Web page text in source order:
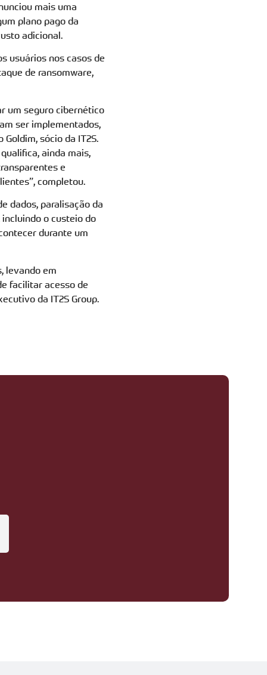
mais uma
plano pago da
adicional.
usuários nos casos de
de ransomware,
um seguro cibernético
ser implementados,
sócio da IT2S.
ainda mais,
e
completou.
dados, paralisação da
o custeio do
durante um
levando em
facilitar acesso de
da IT2S Group.